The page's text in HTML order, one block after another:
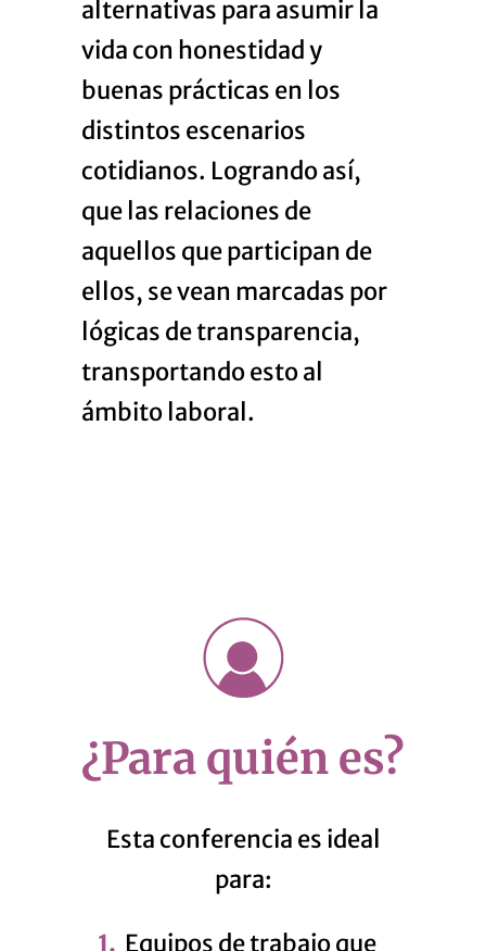
alternativas para asumir la
vida con honestidad y
buenas prácticas en los
distintos escenarios
cotidianos. Logrando así,
que las relaciones de
aquellos que participan de
ellos, se vean marcadas por
lógicas de transparencia,
transportando esto al
ámbito laboral.
¿Para quién es?
Esta conferencia es ideal
para:
Equipos de trabajo que